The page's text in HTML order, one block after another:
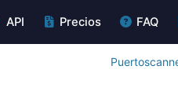
API Precios FAQ